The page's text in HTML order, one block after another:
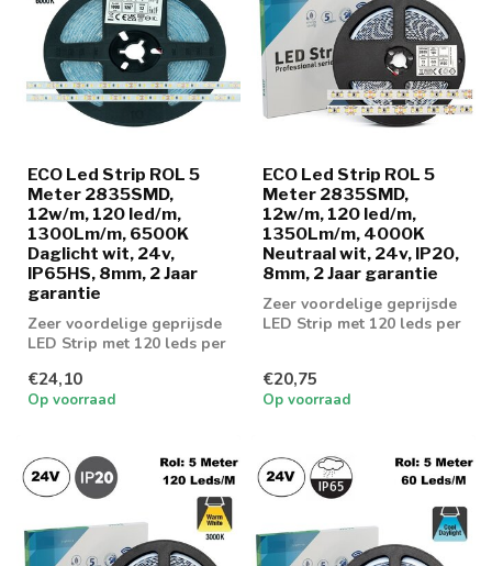
ECO Led Strip ROL 5
Meter 2835SMD,
12w/m, 120 led/m,
1300Lm/m, 6500K
Daglicht wit, 24v,
IP65HS, 8mm, 2 Jaar
garantie
Zeer voordelige geprijsde
LED Strip met 120 leds per
lic...
€24,10
Op voorraad
ECO Led Strip ROL 5
Meter 2835SMD,
12w/m, 120 led/m,
1350Lm/m, 4000K
Neutraal wit, 24v, IP20,
8mm, 2 Jaar garantie
Zeer voordelige geprijsde
LED Strip met 120 leds per
€20,75
Op voorraad